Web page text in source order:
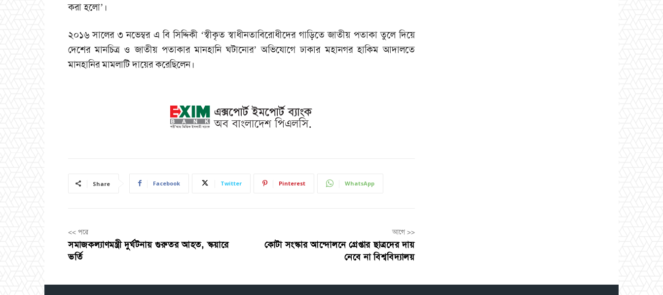
করা হলো’।
২০১৬ সালের ৩ নভেম্বর এ বি সিদ্দিকী ‘স্বীকৃত স্বাধীনতাবিরোধীদের গাড়িতে জাতীয় পতাকা তুলে দিয়ে
দেশের মানচিত্র ও জাতীয় পতাকার মানহানি ঘটানোর’ অভিযোগে ঢাকার মহানগর হাকিম আদালতে
মানহানির মামলাটি দায়ের করেছিলেন।
Share Facebook Twitter Pinterest WhatsApp
<< পরে
সমাজকল্যাণমন্ত্রী দুর্ঘটনায় গুরুতর আহত, স্কয়ারে
ভর্তি
আগে >>
কোটা সংস্কার আন্দোলনে গ্রেপ্তার ছাত্রদের দায়
নেবে না বিশ্ববিদ্যালয়